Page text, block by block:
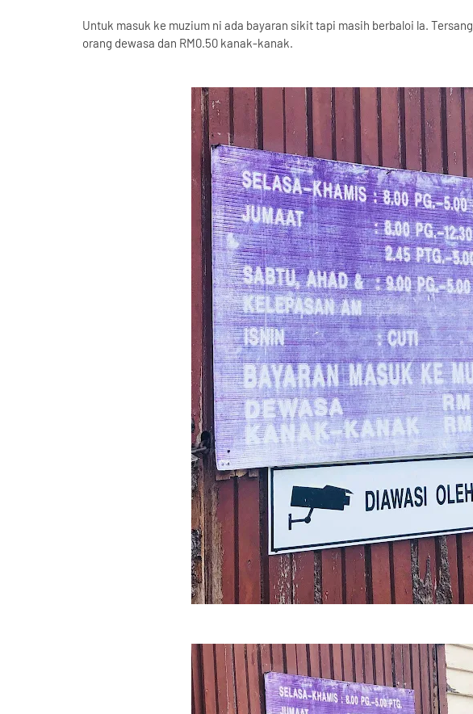
Untuk masuk ke muzium ni ada bayaran sikit tapi masih berbaloi la.
orang dewasa dan RM0.50 kanak-kanak.